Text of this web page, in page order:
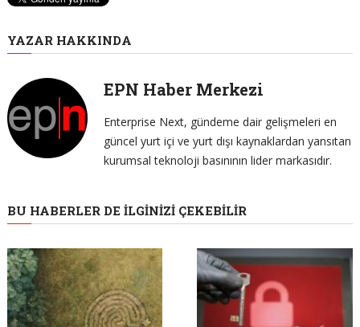
YAZAR HAKKINDA
EPN Haber Merkezi
Enterprise Next, gündeme dair gelişmeleri en
güncel yurt içi ve yurt dışı kaynaklardan yansıtan
kurumsal teknoloji basınının lider markasıdır.
BU HABERLER DE İLGINIZI ÇEKEBILIR